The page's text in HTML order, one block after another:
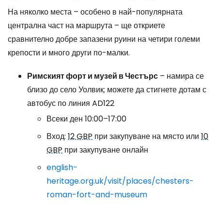
На няколко места – особено в най-популярната
централна част на маршрута – ще откриете
сравнително добре запазени руини на четири големи
крепости и много други по-малки.
Римският форт и музей в Честърс – намира се
близо до село Уолвик; можете да стигнете дотам с
автобус по линия AD122
Всеки ден 10:00–17:00
Вход: 12 GBP при закупуване на място или 10
GBP при закупуване онлайн
english-
heritage.org.uk/visit/places/chesters-
roman-fort-and-museum